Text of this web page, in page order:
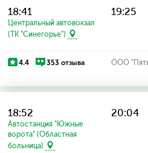
18:41
Центральный автовокзал
(ТК "Синегорье")
19:25
4.4 353 отзыва ООО
18:52
Автостанция "Южные
ворота" (Областная
больница)
20:04